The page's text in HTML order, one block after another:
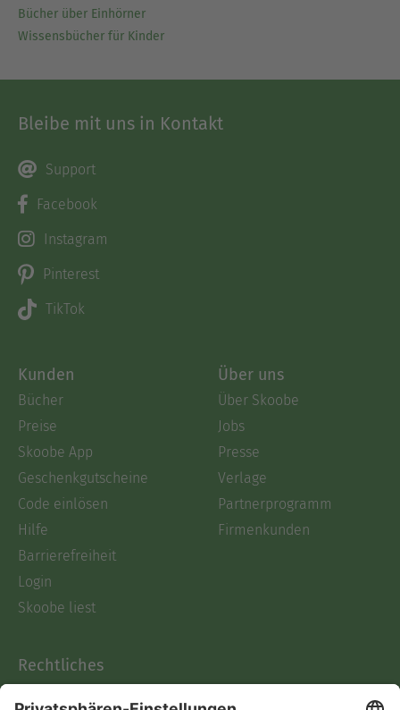
Bücher über Einhörner
Wissensbücher für Kinder
Bleibe mit uns in Kontakt
Support
Facebook
Instagram
Pinterest
TikTok
Kunden
Bücher
Preise
Skoobe App
Geschenkgutscheine
Code einlösen
Hilfe
Barrierefreiheit
Login
Skoobe liest
Über uns
Über Skoobe
Jobs
Presse
Verlage
Partnerprogramm
Firmenkunden
Rechtliches